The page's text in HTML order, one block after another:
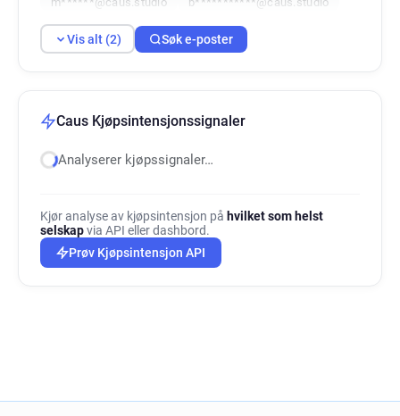
Vis alt (2) Søk e-poster
Caus Kjøpsintensjonssignaler
Analyserer kjøpssignaler…
Kjør analyse av kjøpsintensjon på hvilket som helst
selskapvia API eller dashbord.
Prøv Kjøpsintensjon API